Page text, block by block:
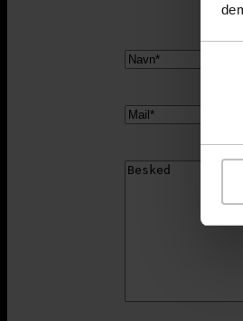
Navn
Mail
Besked